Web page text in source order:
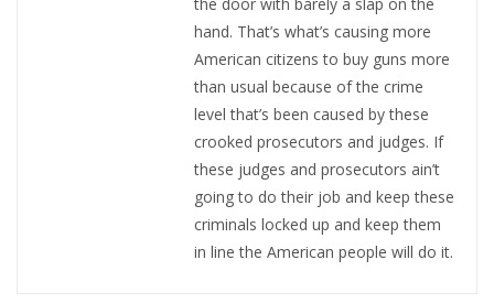
hand. That’s what’s causing more
American citizens to buy guns more
than usual because of the crime
level that’s been caused by these
crooked prosecutors and judges. If
these judges and prosecutors ain’t
going to do their job and keep these
criminals locked up and keep them
in line the American people will do it.